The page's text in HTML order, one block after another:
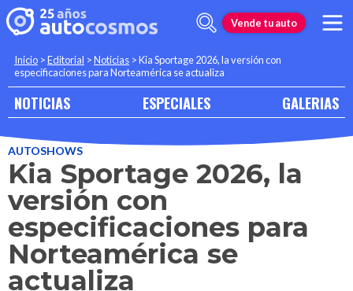
Vende tu auto
Inicio >Editorial >Noticias >Kia Sportage 2026, la versión con
especificaciones para Norteamérica se actualiza
NOTICIAS ESPECIALES GALERIAS
AUTOSHOWS
Kia Sportage 2026, la
versión con
especificaciones para
Norteamérica se
actualiza